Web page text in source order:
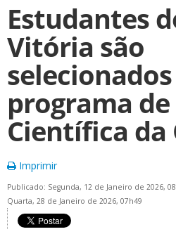
Estudantes
Vitória são
programa
Científica da
Imprimir
Publicado: Segunda, 12 de Janeiro de 2026,
Quarta, 28 de Janeiro de 2026, 07h49